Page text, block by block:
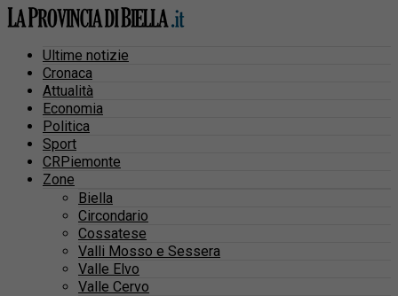
Ultime notizie
Cronaca
Attualità
Economia
Politica
Sport
CRPiemonte
Zone
Biella
Circondario
Cossatese
Valli Mosso e Sessera
Valle Elvo
Valle Cervo